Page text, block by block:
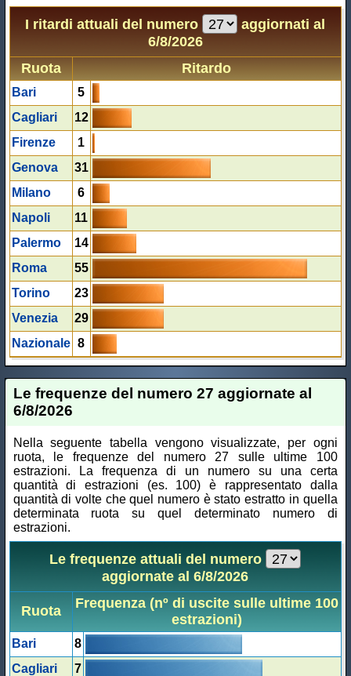
I ritardi attuali del numero
aggiornati al
6/8/2026
Ruota
Ritardo
Bari
5
Cagliari
12
Firenze
1
Genova
31
Milano
6
Napoli
11
Palermo
14
Roma
55
Torino
23
Venezia
29
Nazionale 8
Le frequenze del numero 27 aggiornate al
6/8/2026
Nella seguente tabella vengono visualizzate, per ogni
ruota, le frequenze del numero 27 sulle ultime 100
estrazioni. La frequenza di un numero su una certa
quantità di estrazioni (es. 100) è rappresentato dalla
quantità di volte che quel numero è stato estratto in quella
determinata ruota su quel determinato numero di
estrazioni.
Le frequenze attuali del numero
aggiornate al 6/8/2026
Ruota
Frequenza (nº di uscite sulle ultime 100
estrazioni)
Bari
8
Cagliari
7